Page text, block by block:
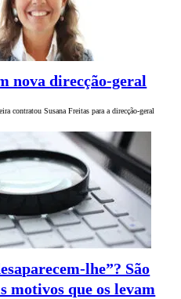
nova direcção-geral
contratou Susana Freitas para a direcção-geral
lhe”? São
motivos que os levam